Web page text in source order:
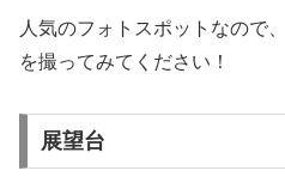
人気のフォトスポットなので
を撮ってみてください！
展望台